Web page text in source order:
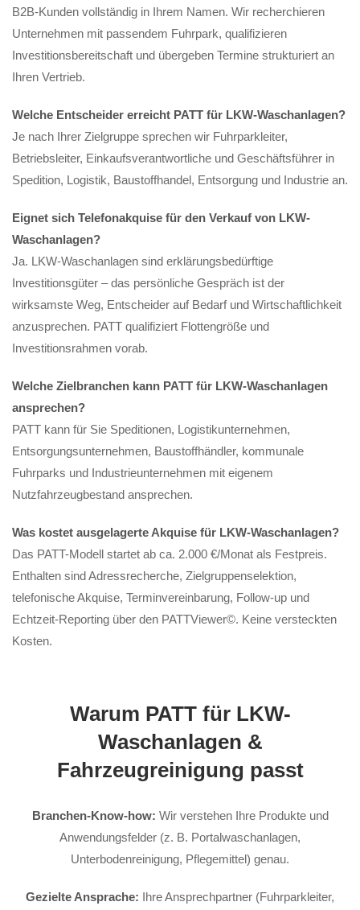
B2B-Kunden vollständig in Ihrem Namen. Wir recherchieren
Unternehmen mit passendem Fuhrpark, qualifizieren
Investitionsbereitschaft und übergeben Termine strukturiert an
Ihren Vertrieb.
Welche Entscheider erreicht PATT für LKW-Waschanlagen?
Je nach Ihrer Zielgruppe sprechen wir Fuhrparkleiter,
Betriebsleiter, Einkaufsverantwortliche und Geschäftsführer in
Spedition, Logistik, Baustoffhandel, Entsorgung und Industrie an.
Eignet sich Telefonakquise für den Verkauf von LKW-
Waschanlagen?
Ja. LKW-Waschanlagen sind erklärungsbedürftige
Investitionsgüter – das persönliche Gespräch ist der
wirksamste Weg, Entscheider auf Bedarf und Wirtschaftlichkeit
anzusprechen. PATT qualifiziert Flottengröße und
Investitionsrahmen vorab.
Welche Zielbranchen kann PATT für LKW-Waschanlagen
ansprechen?
PATT kann für Sie Speditionen, Logistikunternehmen,
Entsorgungsunternehmen, Baustoffhändler, kommunale
Fuhrparks und Industrieunternehmen mit eigenem
Nutzfahrzeugbestand ansprechen.
Was kostet ausgelagerte Akquise für LKW-Waschanlagen?
Das PATT-Modell startet ab ca. 2.000 €/Monat als Festpreis.
Enthalten sind Adressrecherche, Zielgruppenselektion,
telefonische Akquise, Terminvereinbarung, Follow-up und
Echtzeit-Reporting über den PATTViewer©. Keine versteckten
Kosten.
Warum PATT für LKW-
Waschanlagen &
Fahrzeugreinigung passt
Branchen-Know-how: Wir verstehen Ihre Produkte und
Anwendungsfelder (z. B. Portalwaschanlagen,
Unterbodenreinigung, Pflegemittel) genau.
Gezielte Ansprache: Ihre Ansprechpartner (Fuhrparkleiter,